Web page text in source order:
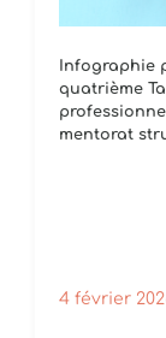
Infographie
quatrième
mentorat
4 février